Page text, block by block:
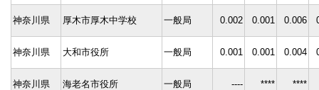
神奈川県 厚木市厚木中学校 一般局 0.002 0.001 0.006
神奈川県 大和市役所 一般局 0.001 0.001 0.004
神奈川県 海老名市役所 一般局 ---- **** ****